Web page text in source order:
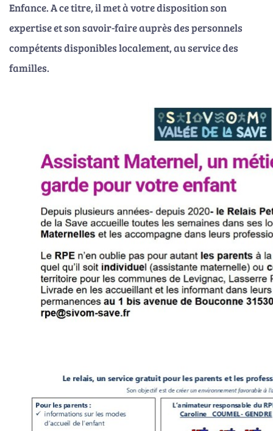
Enfance. A ce titre, il met à votre disposition son
expertise et son savoir-faire auprès des personnels
compétents disponibles localement, au service des
familles.